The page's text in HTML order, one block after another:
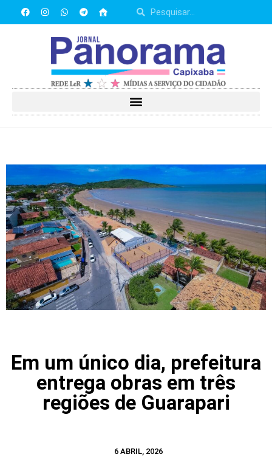
Em um único dia, prefeitura
entrega obras em três
regiões de Guarapari
6 ABRIL, 2026